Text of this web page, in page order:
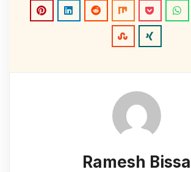
Ramesh Bissa